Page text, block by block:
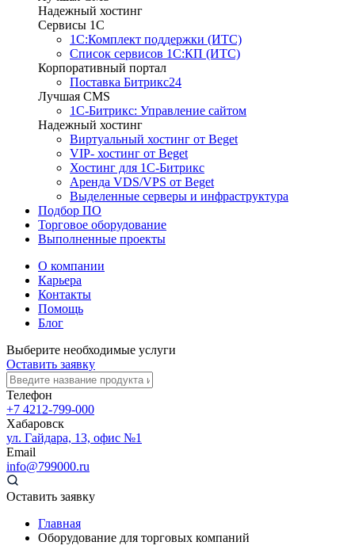
Надежный хостинг
Сервисы 1C
1С:Комплект поддержки (ИТС)
Список сервисов 1С:КП (ИТС)
Корпоративный портал
Поставка Битрикс24
Лучшая CMS
1С-Битрикс: Управление сайтом
Надежный хостинг
Виртуальный хостинг от Beget
VIP- хостинг от Beget
Хостинг для 1С-Битрикс
Аренда VDS/VPS от Beget
Выделенные серверы и инфраструктура
Подбор ПО
Торговое оборудование
Выполненные проекты
О компании
Карьера
Контакты
Помощь
Блог
Выберите необходимые услуги
Оставить заявку
Телефон
+7 4212-799-000
Хабаровск
ул. Гайдара, 13, офис №1
Email
info@799000.ru
Оставить заявку
Главная
Оборудование для торговых компаний